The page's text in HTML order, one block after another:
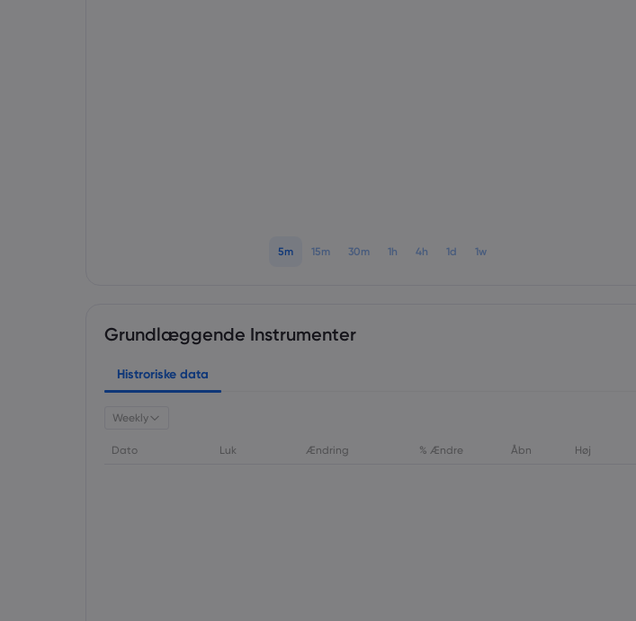
5m 15m 30m 1h 4h 1d 1w
Grundlæggende Instrumenter
Histroriske data
Weekly
Dato Luk Ændring % Ændre Åbn Høj